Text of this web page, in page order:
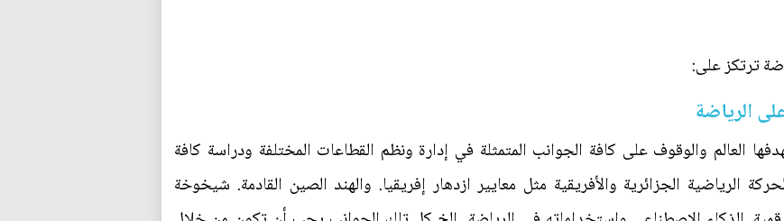
ترتكز على:
الرياضة
العالم والوقوف على كافة الجوانب المتمثلة في إدارة ونظم القطاعات المختلفة ودراسة كافة
الرياضية الجزائرية والأفريقية مثل معايير ازدهار إفريقيا. والهند الصين القادمة. شيخوخة